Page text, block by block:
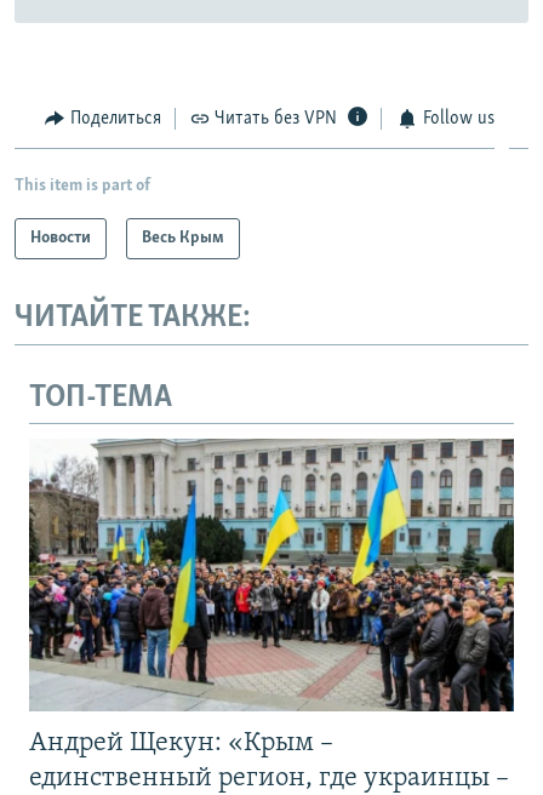
Поделиться Читать без VPN Follow us
This item is part of
Новости Весь Крым
ЧИТАЙТЕ ТАКЖЕ:
ТОП-ТЕМА
Андрей Щекун: «Крым –
единственный регион, где украинцы –